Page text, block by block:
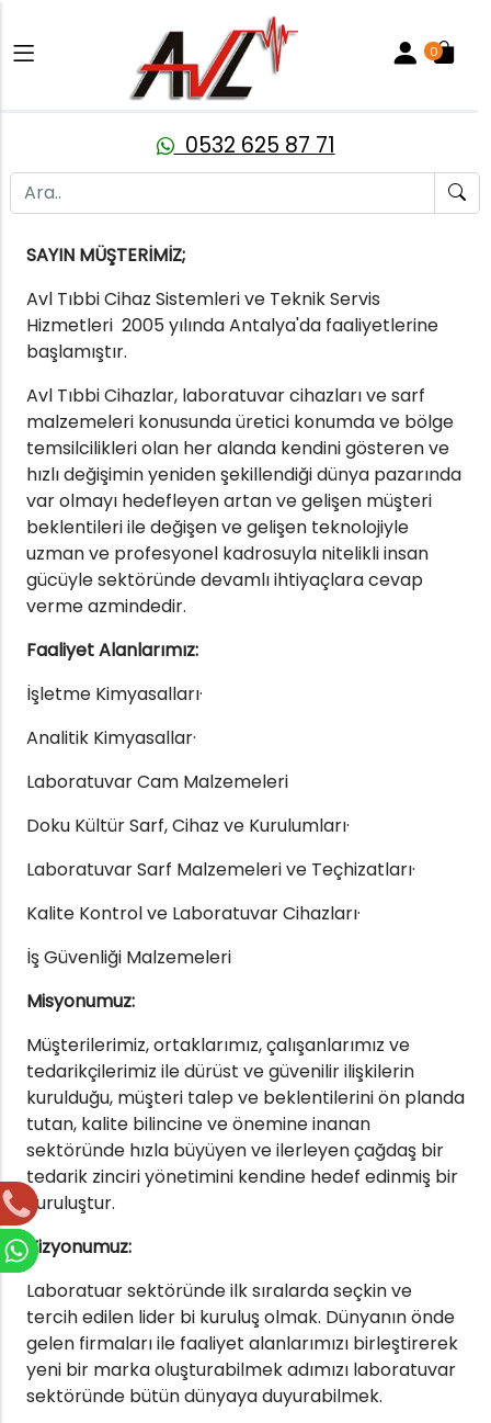
0
0532 625 87 71
SAYIN MÜŞTERİMİZ;
Avl Tıbbi Cihaz Sistemleri ve Teknik Servis
Hizmetleri 2005 yılında Antalya'da faaliyetlerine
başlamıştır.
Avl Tıbbi Cihazlar, laboratuvar cihazları ve sarf
malzemeleri konusunda üretici konumda ve bölge
temsilcilikleri olan her alanda kendini gösteren ve
hızlı değişimin yeniden şekillendiği dünya pazarında
var olmayı hedefleyen artan ve gelişen müşteri
beklentileri ile değişen ve gelişen teknolojiyle
uzman ve profesyonel kadrosuyla nitelikli insan
gücüyle sektöründe devamlı ihtiyaçlara cevap
verme azmindedir.
Faaliyet Alanlarımız:
İşletme Kimyasalları·
Analitik Kimyasallar·
Laboratuvar Cam Malzemeleri
Doku Kültür Sarf, Cihaz ve Kurulumları·
Laboratuvar Sarf Malzemeleri ve Teçhizatları·
Kalite Kontrol ve Laboratuvar Cihazları·
İş Güvenliği Malzemeleri
Misyonumuz:
Müşterilerimiz, ortaklarımız, çalışanlarımız ve
tedarikçilerimiz ile dürüst ve güvenilir ilişkilerin
kurulduğu, müşteri talep ve beklentilerini ön planda
tutan, kalite bilincine ve önemine inanan
sektöründe hızla büyüyen ve ilerleyen çağdaş bir
tedarik zinciri yönetimini kendine hedef edinmiş bir
kuruluştur.
Vizyonumuz:
Laboratuar sektöründe ilk sıralarda seçkin ve
tercih edilen lider bi kuruluş olmak. Dünyanın önde
gelen firmaları ile faaliyet alanlarımızı birleştirerek
yeni bir marka oluşturabilmek adımızı laboratuvar
sektöründe bütün dünyaya duyurabilmek.